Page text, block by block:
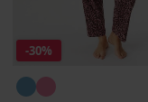
-30%